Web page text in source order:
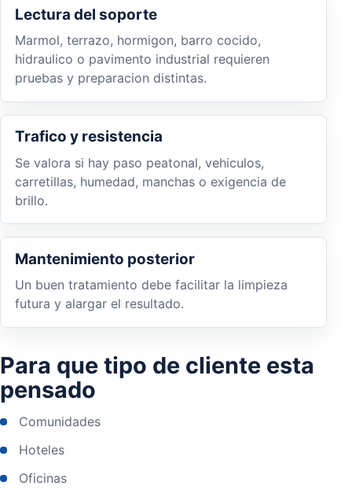
Lectura del soporte
Marmol, terrazo, hormigon, barro cocido,
hidraulico o pavimento industrial requieren
pruebas y preparacion distintas.
Trafico y resistencia
Se valora si hay paso peatonal, vehiculos,
carretillas, humedad, manchas o exigencia de
brillo.
Mantenimiento posterior
Un buen tratamiento debe facilitar la limpieza
futura y alargar el resultado.
Para que tipo de cliente esta
pensado
Comunidades
Hoteles
Oficinas